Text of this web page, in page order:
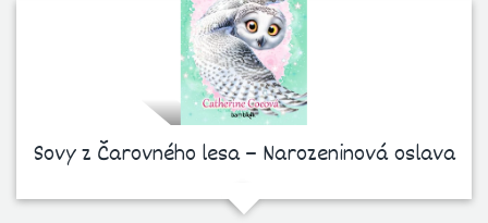
Sovy z Čarovného lesa – Narozeninová oslava